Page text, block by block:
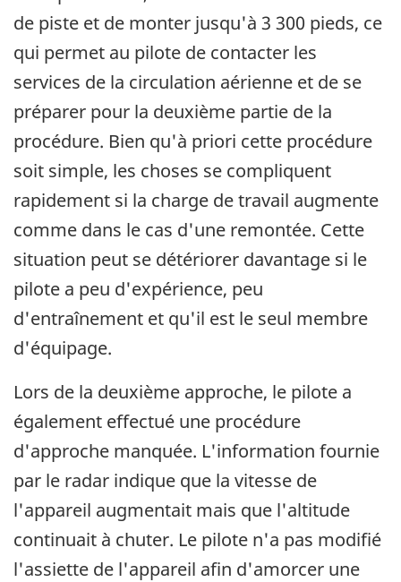
de piste et de monter jusqu'à 3 300 pieds, ce
qui permet au pilote de contacter les
services de la circulation aérienne et de se
préparer pour la deuxième partie de la
procédure. Bien qu'à priori cette procédure
soit simple, les choses se compliquent
rapidement si la charge de travail augmente
comme dans le cas d'une remontée. Cette
situation peut se détériorer davantage si le
pilote a peu d'expérience, peu
d'entraînement et qu'il est le seul membre
d'équipage.
Lors de la deuxième approche, le pilote a
également effectué une procédure
d'approche manquée. L'information fournie
par le radar indique que la vitesse de
l'appareil augmentait mais que l'altitude
continuait à chuter. Le pilote n'a pas modifié
l'assiette de l'appareil afin d'amorcer une